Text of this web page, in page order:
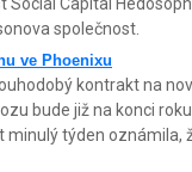
Capital
společnost.
ve Phoenixu
kontrakt na
bude již na konci
týden oznámila,